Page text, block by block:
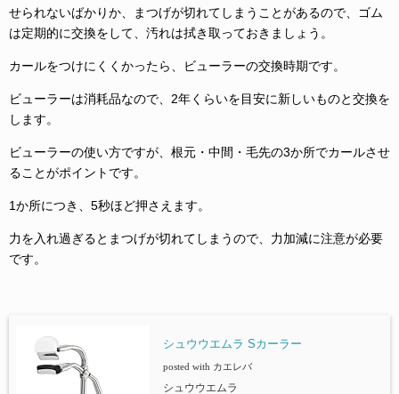
せられないばかりか、まつげが切れてしまうことがあるので、ゴム
は定期的に交換をして、汚れは拭き取っておきましょう。
カールをつけにくくかったら、ビューラーの交換時期です。
ビューラーは消耗品なので、2年くらいを目安に新しいものと交換を
します。
ビューラーの使い方ですが、根元・中間・毛先の3か所でカールさせ
ることがポイントです。
1か所につき、5秒ほど押さえます。
力を入れ過ぎるとまつげが切れてしまうので、力加減に注意が必要
です。
シュウウエムラ Sカーラー
posted with カエレバ
シュウウエムラ